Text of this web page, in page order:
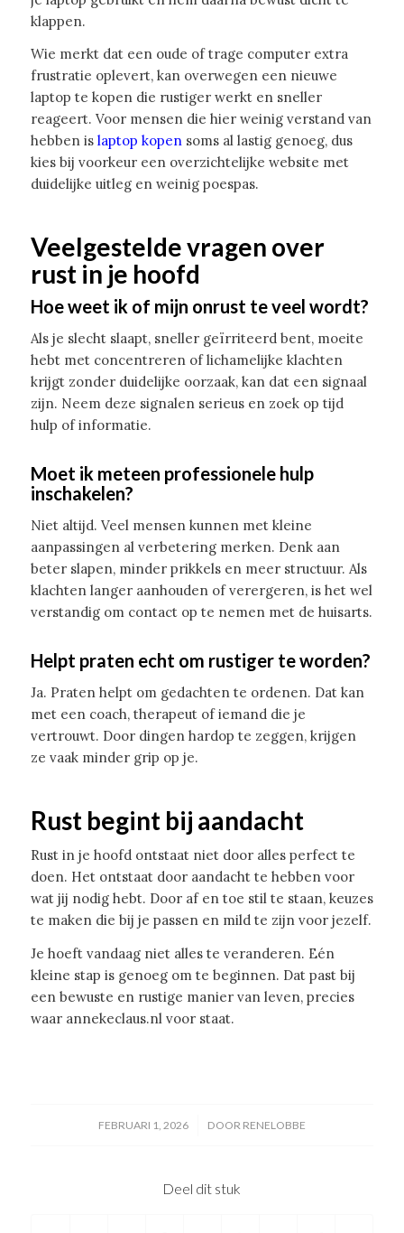
klappen.
Wie merkt dat een oude of trage computer extra
frustratie oplevert, kan overwegen een nieuwe
laptop te kopen die rustiger werkt en sneller
reageert. Voor mensen die hier weinig verstand van
hebben is laptop kopensoms al lastig genoeg, dus
kies bij voorkeur een overzichtelijke website met
duidelijke uitleg en weinig poespas.
Veelgestelde vragen over
rust in je hoofd
Hoe weet ik of mijn onrust te veel wordt?
Als je slecht slaapt, sneller geïrriteerd bent, moeite
hebt met concentreren of lichamelijke klachten
krijgt zonder duidelijke oorzaak, kan dat een signaal
zijn. Neem deze signalen serieus en zoek op tijd
hulp of informatie.
Moet ik meteen professionele hulp
inschakelen?
Niet altijd. Veel mensen kunnen met kleine
aanpassingen al verbetering merken. Denk aan
beter slapen, minder prikkels en meer structuur. Als
klachten langer aanhouden of verergeren, is het wel
verstandig om contact op te nemen met de huisarts.
Helpt praten echt om rustiger te worden?
Ja. Praten helpt om gedachten te ordenen. Dat kan
met een coach, therapeut of iemand die je
vertrouwt. Door dingen hardop te zeggen, krijgen
ze vaak minder grip op je.
Rust begint bij aandacht
Rust in je hoofd ontstaat niet door alles perfect te
doen. Het ontstaat door aandacht te hebben voor
wat jij nodig hebt. Door af en toe stil te staan, keuzes
te maken die bij je passen en mild te zijn voor jezelf.
Je hoeft vandaag niet alles te veranderen. Eén
kleine stap is genoeg om te beginnen. Dat past bij
een bewuste en rustige manier van leven, precies
waar annekeclaus.nl voor staat.
FEBRUARI 1, 2026
/ DOOR RENELOBBE
Deel dit stuk